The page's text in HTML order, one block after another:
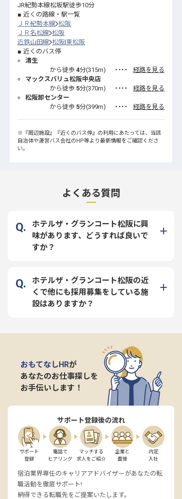
JR紀勢本線松坂駅徒歩10分
近くの路線・駅一覧
ＪＲ紀勢本線 松阪
ＪＲ名松線 松阪
近鉄山田線 松阪 東松阪
近くのバス停
清生
から徒歩 4分(315m) ・・・・
経路を見る
マックスバリュ松阪中央店
から徒歩 5分(370m) ・・・・
経路を見る
松阪卸センター
から徒歩 5分(399m) ・・・・ 経路を見る
※ 『周辺施設』 『近くのバス停』 の利用にあたっては、当該
自治体や運営バス会社のHP等より最新情報をご確認くださ
い。
よくある質問
ホテルザ・グランコート松阪に興
味があります、どうすれば良いで
すか？
ホテルザ・グランコート松阪の近
くで他にも採用募集をしている施
設はありますか？
おもてなしHRが
あなたのお仕事探しを
お手伝いします！
サポート登録後の流れ
サポート
登録
電話で
ヒアリング
マッチする
求人をご紹介
企業と
面接
内定
入社
宿泊業界専任のキャリアアドバイザーがあなたの転
職活動を徹底サポート!
納得できる転職先をご提案いたします。